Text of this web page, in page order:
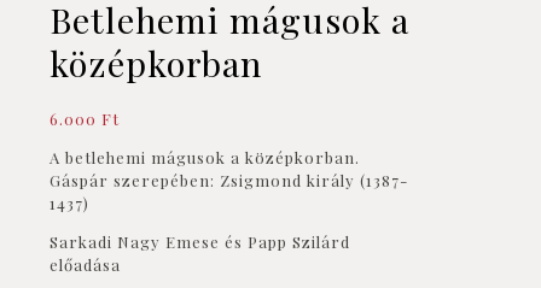
Betlehemi mágusok a
középkorban
6.000 Ft
A betlehemi mágusok a középkorban.
Gáspár szerepében: Zsigmond király (1387-
1437)
Sarkadi Nagy Emese és Papp Szilárd
előadása